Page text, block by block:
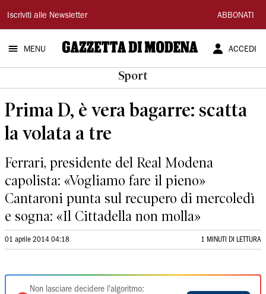
Gazzetta
di
Modena
Iscriviti alle Newsletter ABBONATI
MENU ACCEDI
Sport
Prima D, è vera bagarre: scatta
la volata a tre
Ferrari, presidente del Real Modena
capolista: «Vogliamo fare il pieno»
Cantaroni punta sul recupero di mercoledì
e sogna: «Il Cittadella non molla»
01 aprile 2014 04:18 1 MINUTI DI LETTURA
Non lasciare decidere l'algoritmo: